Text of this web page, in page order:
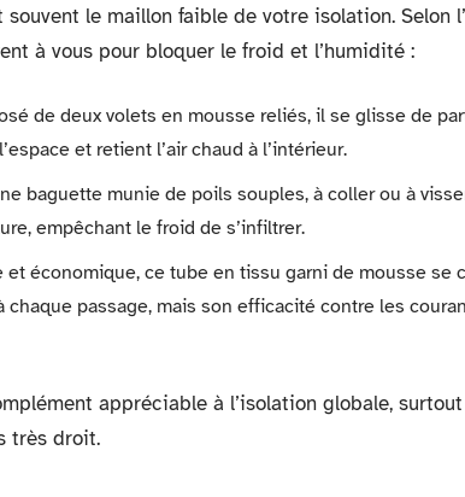
souvent le maillon faible de votre isolation. Selon
à vous pour bloquer le froid et l’humidité :
de deux volets en mousse reliés, il se glisse de
et retient l’air chaud à l’intérieur.
baguette munie de poils souples, à coller ou à
empêchant le froid de s’infiltrer.
et économique, ce tube en tissu garni de mousse se
passage, mais son efficacité contre les
appréciable à l’isolation globale,
très droit.